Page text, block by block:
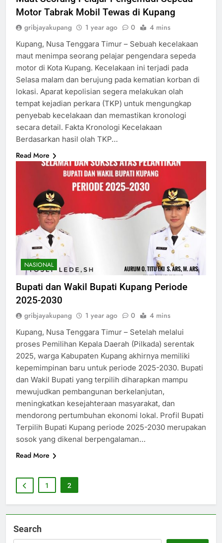
Motor Tabrak Mobil Tewas di Kupang
gribjayakupang 1 year ago 0 4 mins
Kupang, Nusa Tenggara Timur – Sebuah kecelakaan
maut menimpa seorang pelajar pengendara sepeda
motor di Kota Kupang. Kecelakaan ini terjadi pada
Selasa malam dan berujung pada kematian korban di
lokasi. Aparat kepolisian segera melakukan olah
tempat kejadian perkara (TKP) untuk mengungkap
penyebab kecelakaan dan memastikan kronologi
secara detail. Fakta Kronologi Kecelakaan
Berdasarkan hasil olah TKP…
Read More
NASIONAL
Bupati dan Wakil Bupati Kupang Periode
2025-2030
gribjayakupang 1 year ago 0 4 mins
Kupang, Nusa Tenggara Timur – Setelah melalui
proses Pemilihan Kepala Daerah (Pilkada) serentak
2025, warga Kabupaten Kupang akhirnya memiliki
kepemimpinan baru untuk periode 2025-2030. Bupati
dan Wakil Bupati yang terpilih diharapkan mampu
mewujudkan pembangunan berkelanjutan,
meningkatkan kesejahteraan masyarakat, dan
mendorong pertumbuhan ekonomi lokal. Profil Bupati
Terpilih Bupati Kupang periode 2025-2030 merupakan
sosok yang dikenal berpengalaman…
Read More
1 2
Search